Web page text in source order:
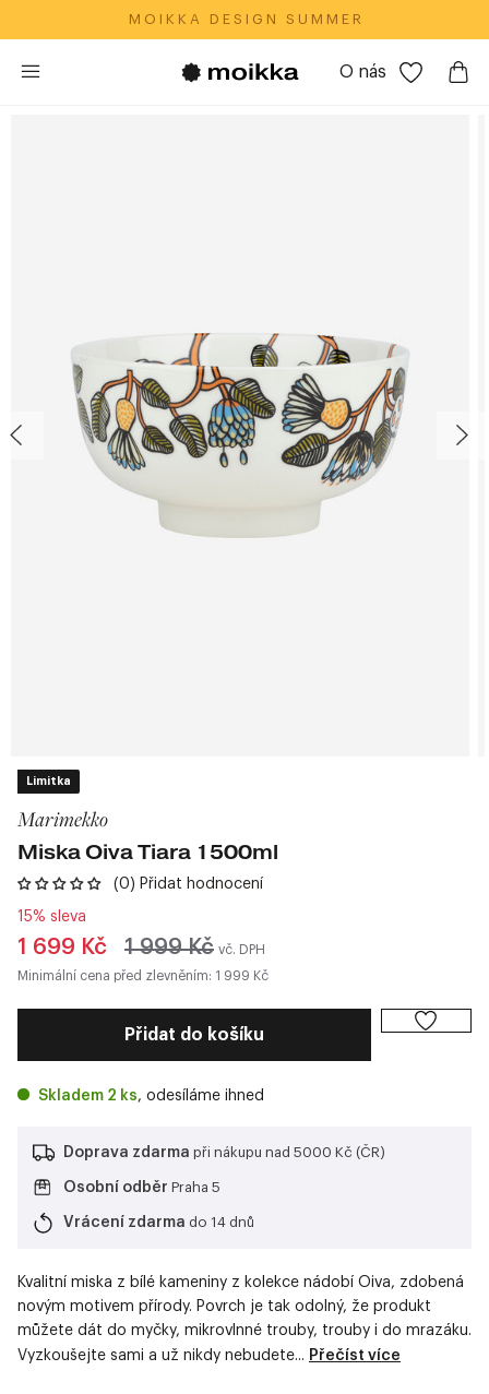
M O I K K A‎ ‎ ‎ D E S I G N‎ ‎ ‎ S U M M E R
O nás
Limitka
Marimekko
Miska Oiva Tiara 1500ml
(0) Přidat hodnocení
15% sleva
1 699 Kč
Běžná
cena
1 999 Kč vč. DPH
Minimální cena před zlevněním: 1 999 Kč
Přidat do košíku
Skladem 2 ks, odesíláme ihned
Doprava zdarma při nákupu nad 5000 Kč (ČR)
Osobní odběr Praha 5
Vrácení zdarma do 14 dnů
Kvalitní miska z bílé kameniny z kolekce nádobí Oiva, zdobená
novým motivem přírody. Povrch je tak odolný, že produkt
můžete dát do myčky, mikrovlnné trouby, trouby i do mrazáku.
Vyzkoušejte sami a už nikdy nebudete... Přečíst více